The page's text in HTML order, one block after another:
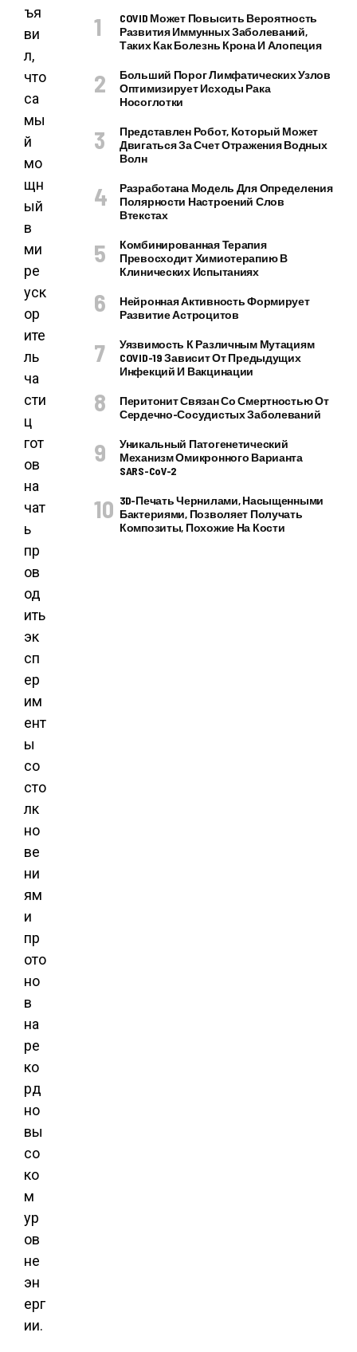
ъя
ви
л,
что
са
мы
й
мо
щн
ый
в
ми
ре
уск
ор
ите
ль
ча
сти
ц
гот
ов
на
чат
ь
пр
ов
од
ить
эк
сп
ер
им
ент
ы
со
сто
лк
но
ве
ни
ям
и
пр
ото
но
в
на
ре
ко
рд
но
вы
со
ко
м
ур
ов
не
эн
ерг
ии.
COVID Может Повысить Вероятность
Развития Иммунных Заболеваний,
Таких Как Болезнь Крона И Алопеция
Больший Порог Лимфатических Узлов
Оптимизирует Исходы Рака
Носоглотки
Представлен Робот, Который Может
Двигаться За Счет Отражения Водных
Волн
Разработана Модель Для Определения
Полярности Настроений Слов
Втекстах
Комбинированная Терапия
Превосходит Химиотерапию В
Клинических Испытаниях
Нейронная Активность Формирует
Развитие Астроцитов
Уязвимость К Различным Мутациям
COVID-19 Зависит От Предыдущих
Инфекций И Вакцинации
Перитонит Связан Со Смертностью От
Сердечно-Сосудистых Заболеваний
Уникальный Патогенетический
Механизм Омикронного Варианта
SARS-CoV-2
3D-Печать Чернилами, Насыщенными
Бактериями, Позволяет Получать
Композиты, Похожие На Кости